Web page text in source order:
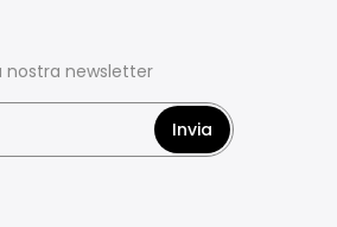
nostra newsletter
Invia